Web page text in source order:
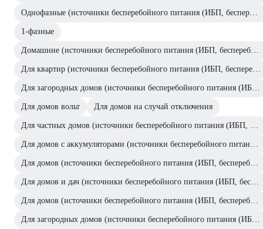
1-фазные
Для домов вольт Для домов на случай отключения